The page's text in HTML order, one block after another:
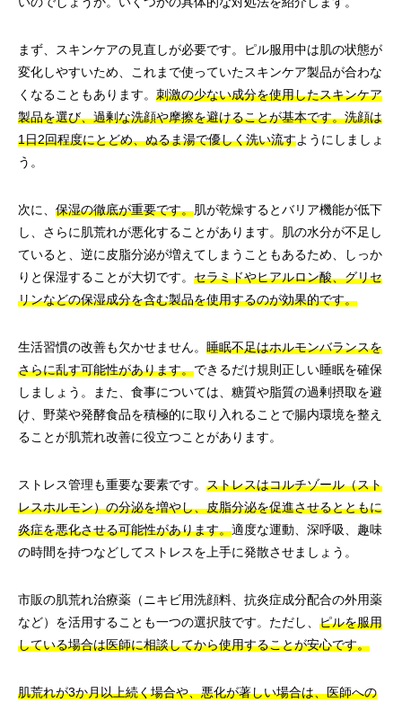
まず、スキンケアの見直しが必要です。ピル服用中は肌の状態が
変化しやすいため、これまで使っていたスキンケア製品が合わな
くなることもあります。 刺激の少ない成分を使用したスキンケア
製品を選び、過剰な洗顔や摩擦を避けることが基本です。洗顔は
1日2回程度にとどめ、ぬるま湯で優しく洗い流すようにしましょ
う。
次に、 保湿の徹底が重要です。肌が乾燥するとバリア機能が低下
し、さらに肌荒れが悪化することがあります。肌の水分が不足し
ていると、逆に皮脂分泌が増えてしまうこともあるため、しっか
りと保湿することが大切です。 セラミドやヒアルロン酸、グリセ
リンなどの保湿成分を含む製品を使用するのが効果的です。
生活習慣の改善も欠かせません。 睡眠不足はホルモンバランスを
さらに乱す可能性があります。できるだけ規則正しい睡眠を確保
しましょう。また、食事については、糖質や脂質の過剰摂取を避
け、野菜や発酵食品を積極的に取り入れることで腸内環境を整え
ることが肌荒れ改善に役立つことがあります。
ストレス管理も重要な要素です。 ストレスはコルチゾール（スト
レスホルモン）の分泌を増やし、皮脂分泌を促進させるとともに
炎症を悪化させる可能性があります。適度な運動、深呼吸、趣味
の時間を持つなどしてストレスを上手に発散させましょう。
市販の肌荒れ治療薬（ニキビ用洗顔料、抗炎症成分配合の外用薬
など）を活用することも一つの選択肢です。ただし、 ピルを服用
している場合は医師に相談してから使用することが安心です。
肌荒れが3か月以上続く場合や、悪化が著しい場合は、医師への